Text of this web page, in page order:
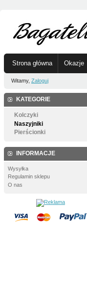
Strona główna Okazje
Witamy, Zaloguj
KATEGORIE
Kolczyki
Naszyjniki
Pierścionki
INFORMACJE
Wysyłka
Regulamin sklepu
O nas